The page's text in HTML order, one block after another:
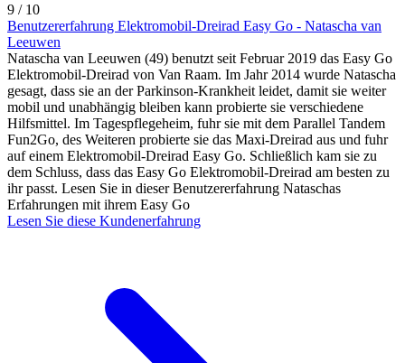
9 / 10
Benutzererfahrung Elektromobil-Dreirad Easy Go - Natascha van
Leeuwen
Natascha van Leeuwen (49) benutzt seit Februar 2019 das Easy Go
Elektromobil-Dreirad von Van Raam. Im Jahr 2014 wurde Natascha
gesagt, dass sie an der Parkinson-Krankheit leidet, damit sie weiter
mobil und unabhängig bleiben kann probierte sie verschiedene
Hilfsmittel. Im Tagespflegeheim, fuhr sie mit dem Parallel Tandem
Fun2Go, des Weiteren probierte sie das Maxi-Dreirad aus und fuhr
auf einem Elektromobil-Dreirad Easy Go. Schließlich kam sie zu
dem Schluss, dass das Easy Go Elektromobil-Dreirad am besten zu
ihr passt. Lesen Sie in dieser Benutzererfahrung Nataschas
Erfahrungen mit ihrem Easy Go
Lesen Sie diese Kundenerfahrung